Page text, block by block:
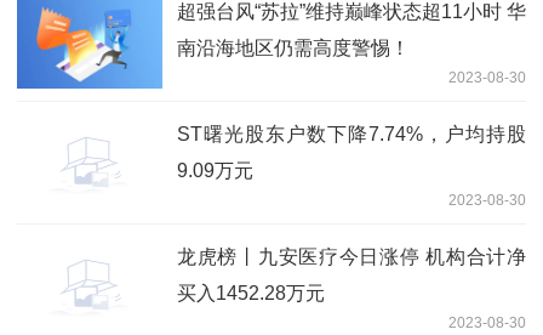
超强台风“苏拉”维持巅峰状态超11小时 华
南沿海地区仍需高度警惕！
2023-08-30
ST曙光股东户数下降7.74%，户均持股
9.09万元
2023-08-30
龙虎榜丨九安医疗今日涨停 机构合计净
买入1452.28万元
2023-08-30